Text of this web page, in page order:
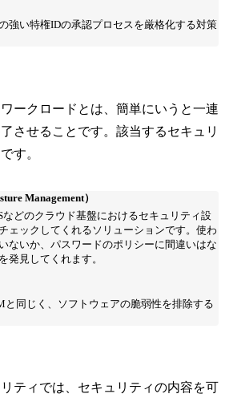
強い特権IDの承認プロセスを厳格化する対策
ークロードとは、簡単にいうと一連
させることです。該当するセキュリ
す。
Management）
などのクラウド基盤におけるセキュリティ設
ェックしてくれるソリューションです。使わ
ないか、パスワードのポリシーに間違いはな
発見してくれます。
と同じく、ソフトウェアの脆弱性を排除する
ティでは、セキュリティの内容を可